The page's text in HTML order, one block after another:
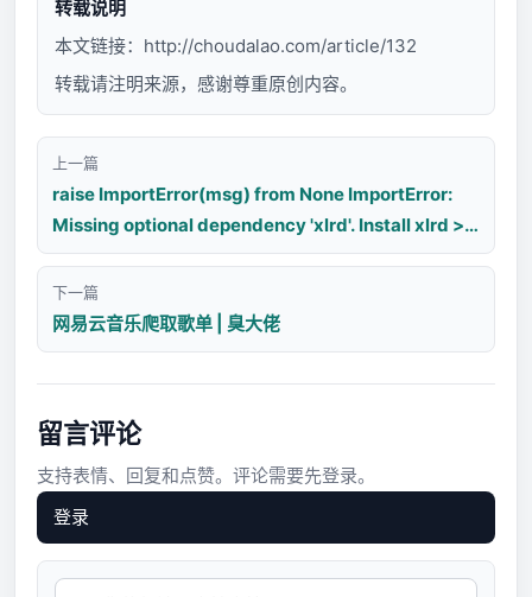
转载说明
本文链接： http://choudalao.com/article/132
转载请注明来源，感谢尊重原创内容。
上一篇
raise ImportError(msg) from None ImportError:
Missing optional dependency 'xlrd'. Install xlrd >=
1.0.0 for Excel support Use pip or conda to install
xlrd.
下一篇
网易云音乐爬取歌单 | 臭大佬
留言评论
支持表情、回复和点赞。评论需要先登录。
登录